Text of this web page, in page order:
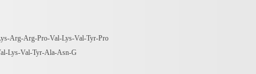
Arg-Arg-Pro-Val-Lys-Val-Tyr-Pro
Lys-Val-Tyr-Ala-Asn-G